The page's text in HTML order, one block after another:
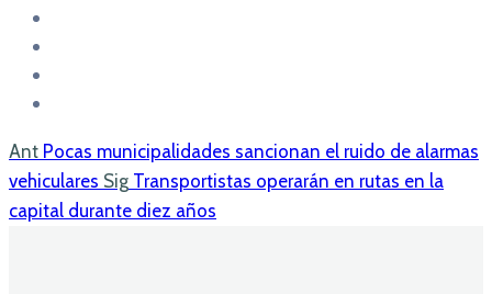
Ant Pocas municipalidades sancionan el ruido de alarmas
vehiculares Sig Transportistas operarán en rutas en la
capital durante diez años